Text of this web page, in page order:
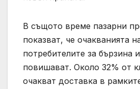
В същото време пазарни
показват, че очакванията
потребителите за бързина
повишават. Около 32% от
очакват доставка в